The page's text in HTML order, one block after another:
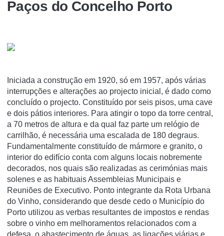
Paços do Concelho Porto
Iniciada a construção em 1920, só em 1957, após várias
interrupções e alterações ao projecto inicial, é dado como
concluído o projecto. Constituído por seis pisos, uma cave
e dois pátios interiores. Para atingir o topo da torre central,
a 70 metros de altura e da qual faz parte um relógio de
carrilhão, é necessária uma escalada de 180 degraus.
Fundamentalmente constituído de mármore e granito, o
interior do edifício conta com alguns locais nobremente
decorados, nos quais são realizadas as cerimónias mais
solenes e as habituais Assembleias Municipais e
Reuniões de Executivo. Ponto integrante da Rota Urbana
do Vinho, considerando que desde cedo o Município do
Porto utilizou as verbas resultantes de impostos e rendas
sobre o vinho em melhoramentos relacionados com a
defesa, o abastecimento de águas, as ligações viárias e